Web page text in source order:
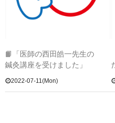
📙「医師の西田皓一先生の
鍼灸講座を受けました」
2022-07-11(Mon)